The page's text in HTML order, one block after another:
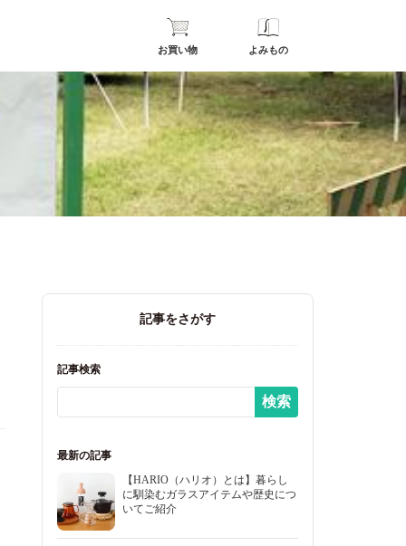
お買い物 よみもの
記事をさがす
記事検索
最新の記事
【HARIO（ハリオ）とは】暮らし
に馴染むガラスアイテムや歴史につ
いてご紹介